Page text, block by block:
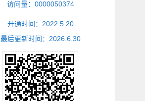
访问量： 0000050374
开通时间： 2022 5 20
最后更新时间： 2026 6 30